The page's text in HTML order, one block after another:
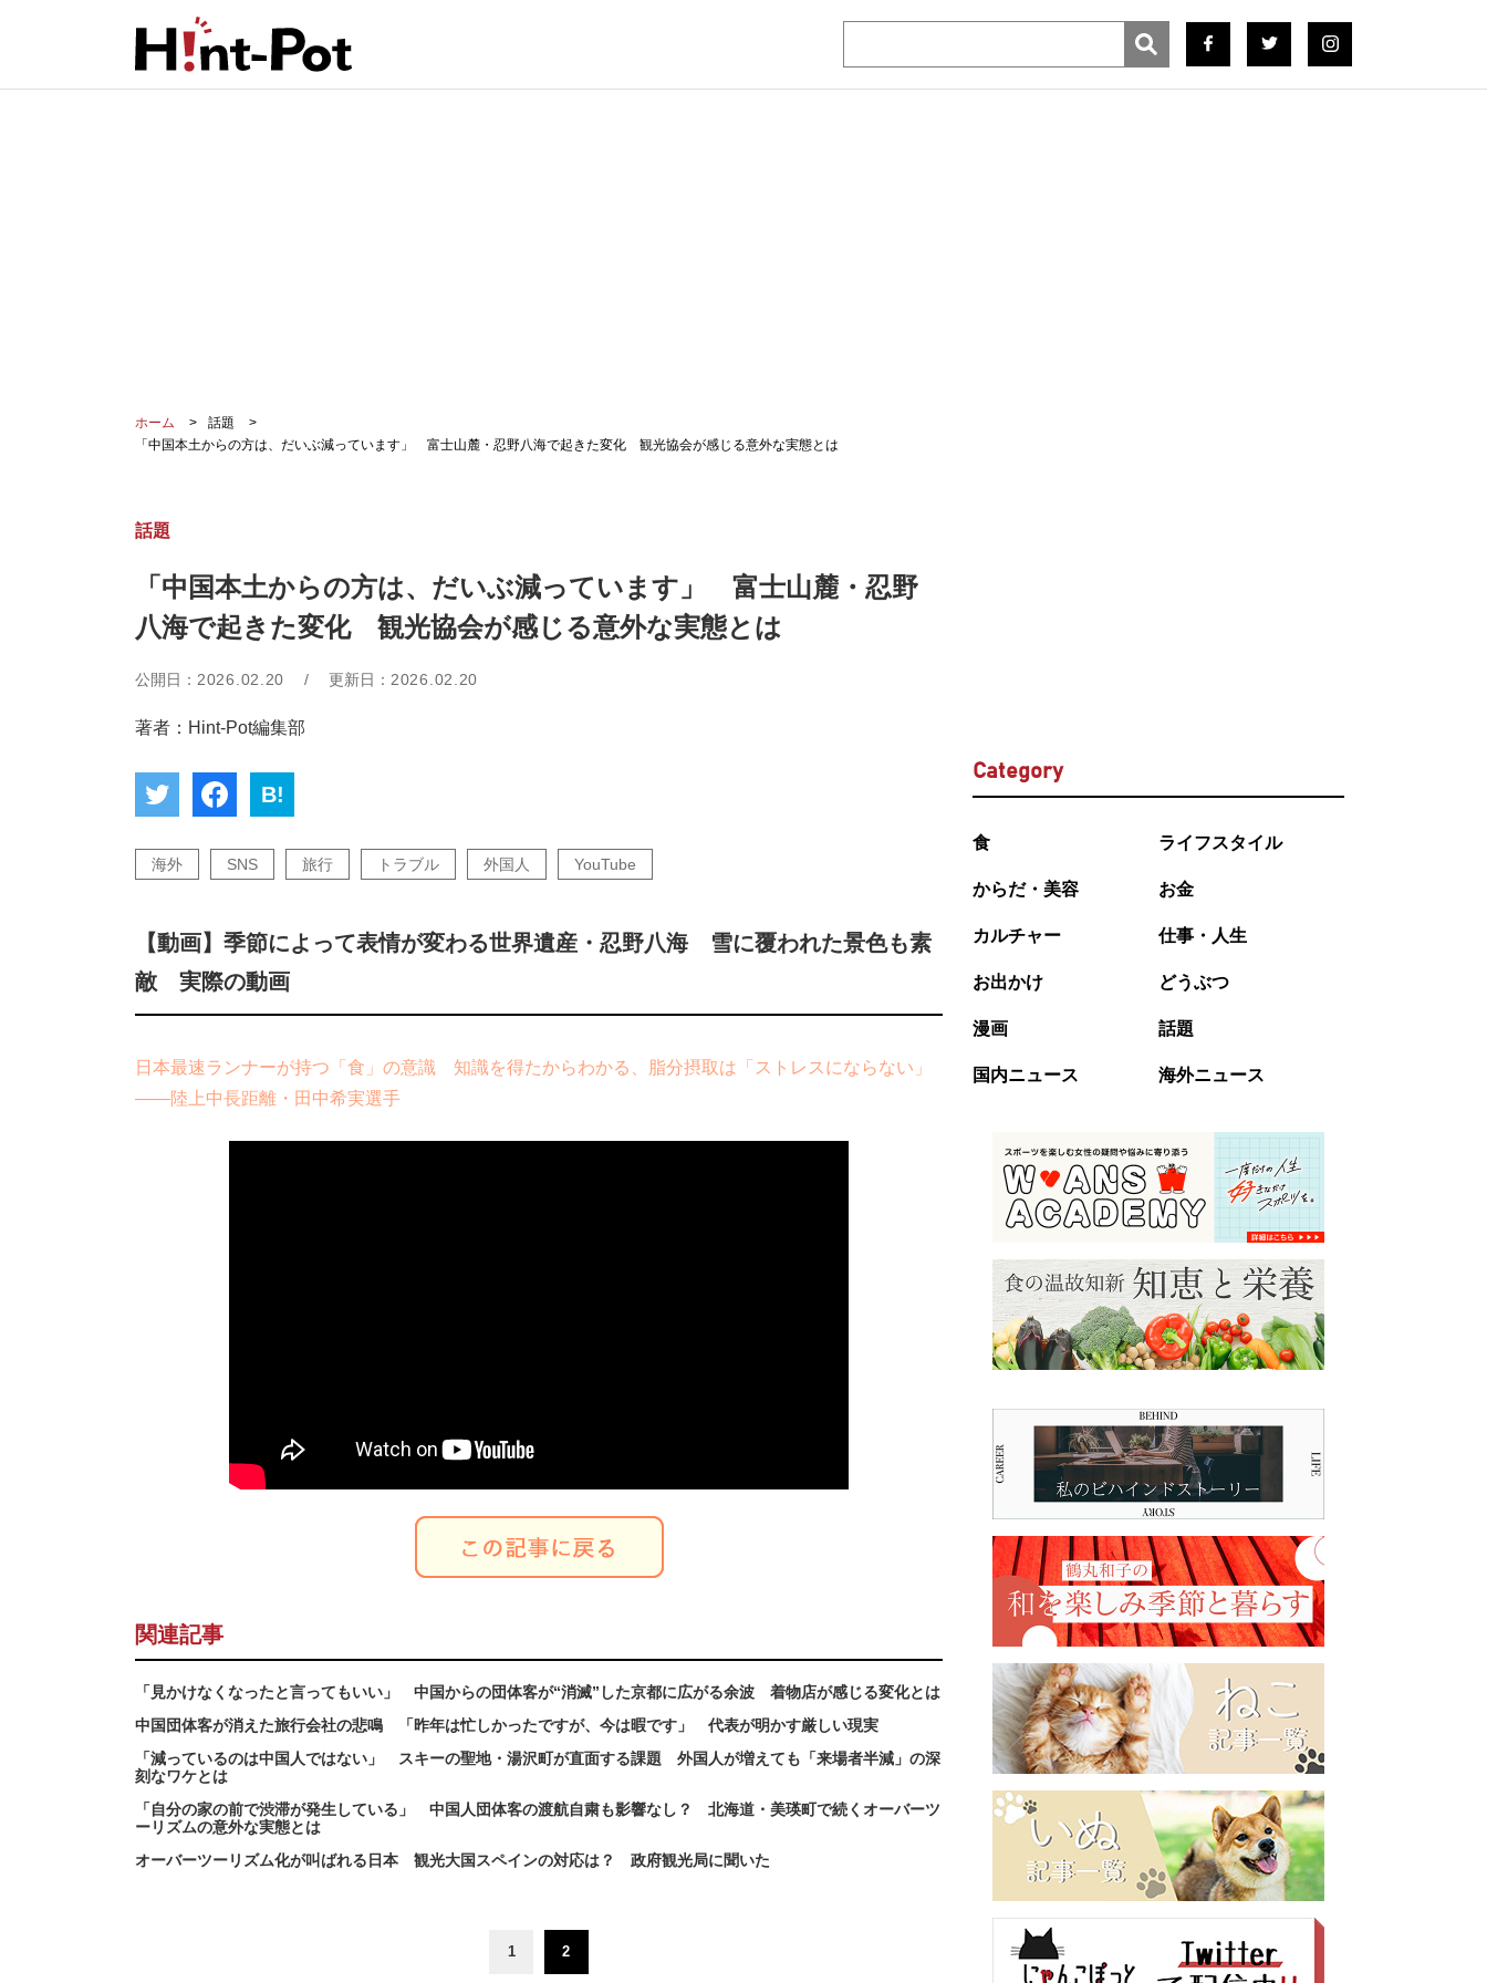
ホーム
話題
「中国本土からの方は、だいぶ減っています」 富士山麓・忍野八海で起きた変化 観光協会が感じる意外な実態とは
話題
「中国本土からの方は、だいぶ減っています」 富士山麓・忍野
八海で起きた変化 観光協会が感じる意外な実態とは
公開日： 2026.02.20 / 更新日： 2026.02.20
著者：Hint-Pot編集部
B!
海外 SNS 旅行 トラブル 外国人 YouTube
【動画】季節によって表情が変わる世界遺産・忍野八海 雪に覆われた景色も素
敵 実際の動画
日本最速ランナーが持つ「食」の意識 知識を得たからわかる、脂分摂取は「ストレスにならない」
――陸上中長距離・田中希実選手
関連記事
「見かけなくなったと言ってもいい」 中国からの団体客が“消滅”した京都に広がる余波 着物店が感じる変化とは
中国団体客が消えた旅行会社の悲鳴 「昨年は忙しかったですが、今は暇です」 代表が明かす厳しい現実
「減っているのは中国人ではない」 スキーの聖地・湯沢町が直面する課題 外国人が増えても「来場者半減」の深
刻なワケとは
「自分の家の前で渋滞が発生している」 中国人団体客の渡航自粛も影響なし？ 北海道・美瑛町で続くオーバーツ
ーリズムの意外な実態とは
オーバーツーリズム化が叫ばれる日本 観光大国スペインの対応は？ 政府観光局に聞いた
1 2
Category
食 ライフスタイル
からだ・美容 お金
カルチャー 仕事・人生
お出かけ どうぶつ
漫画 話題
国内ニュース 海外ニュース